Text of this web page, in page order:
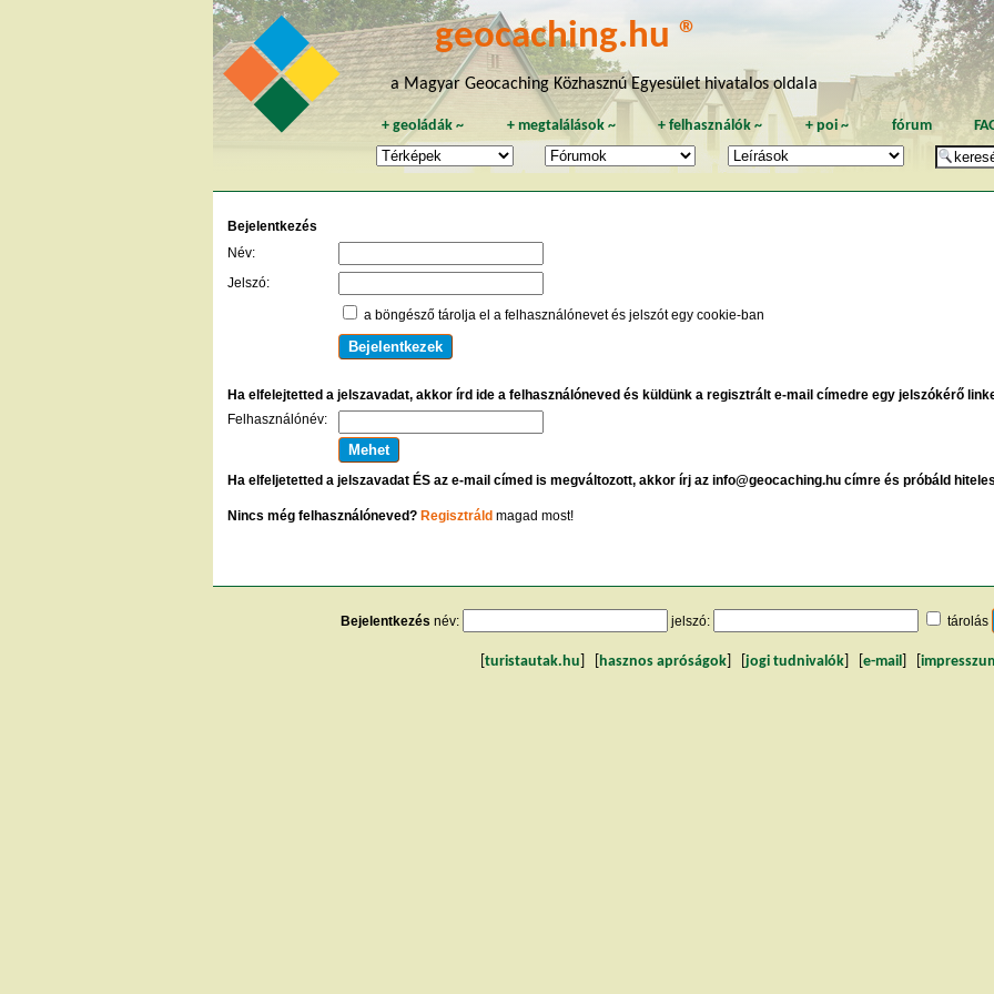
geocaching.hu ®
a Magyar Geocaching Közhasznú Egyesület hivatalos oldala
+geoládák ~ + megtalálások~ +felhasználók ~ +poi~ fórum
Bejelentkezés
Név:
Jelszó:
a böngésző tárolja el a felhasználónevet és jelszót egy cookie-ban
Ha elfelejtetted a jelszavadat, akkor írd ide a felhasználóneved és küldünk a regisztrált e-mail címedre egy jelszókérő
Felhasználónév:
Ha elfeljetetted a jelszavadat ÉS az e-mail címed is megváltozott, akkor írj az info@geocaching.hu címre és próbáld
Nincs még felhasználóneved? Regisztráld magad most!
Bejelentkezés név: jelszó: tárolás
turistautak.hu hasznos apróságok jogi tudnivalók e-mail